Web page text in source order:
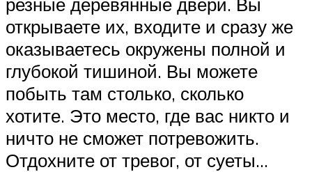
открываете их, входите и сразу же
оказываетесь окружены полной и
глубокой тишиной. Вы можете
побыть там столько, сколько
хотите. Это место, где вас никто и
ничто не сможет потревожить.
Отдохните от тревог, от суеты…